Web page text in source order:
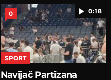
0:18
0
SPORT
Navijač Partizana